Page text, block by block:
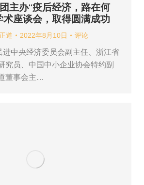
主办“疫后经济，路在何
术座谈会，取得圆满成功
道 2022年8月10日 评论
进中央经济委员会副主任、浙江省
究员、中国中小企业协会特约副
董事会主…